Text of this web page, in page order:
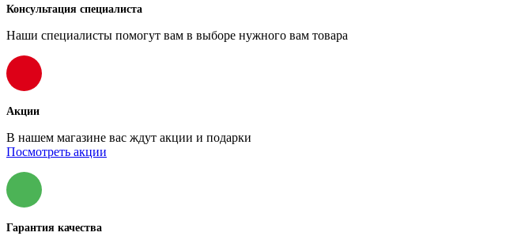
Консультация специалиста
Наши специалисты помогут вам в выборе нужного вам товара
Акции
В нашем магазине вас ждут акции и подарки
Посмотреть акции
Гарантия качества